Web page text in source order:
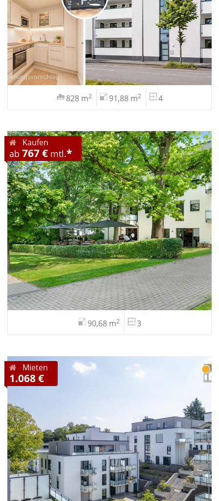
828 m2 91,88 m2 4
Kaufen
ab 767 € mtl.*
90,68 m2 3
Mieten
1.068 €